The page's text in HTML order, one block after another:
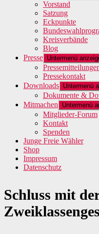
Vorstand
Satzung
Eckpunkte
Kreisverbände
Blog
Presse Untermenü
Pressekontakt
Downloads Untermenü
Dokumente &
Mitmachen
Untermenü
Mitglieder-Forum
Kontakt
Spenden
Junge Freie Wähler
Shop
Impressum
Datenschutz
Schluss mit